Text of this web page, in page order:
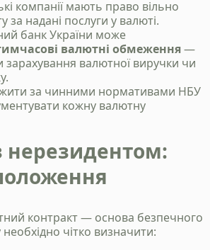
компанії мають право вільно
за надані послуги у валюті.
банк України може
валютні обмеження—
зарахування валютної виручки чи
за чинними нормативами НБУ
кожну валютну
нерезидентом:
контракт — основа безпечного
чітко визначити:
нашим
клієнтом
нам, напишіть у telegram, чи
і ми зв`яжемось з вами